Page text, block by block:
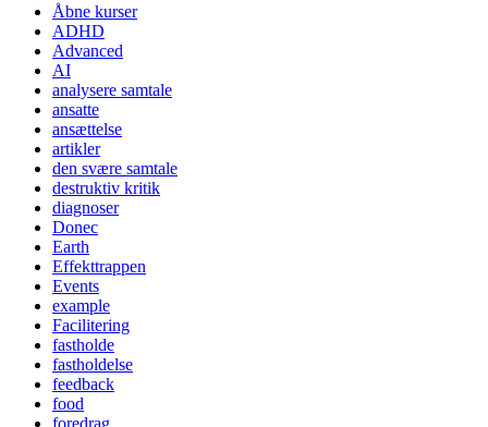
Åbne kurser
ADHD
Advanced
AI
analysere samtale
ansatte
ansættelse
artikler
den svære samtale
destruktiv kritik
diagnoser
Donec
Earth
Effekttrappen
Events
example
Facilitering
fastholde
fastholdelse
feedback
food
foredrag